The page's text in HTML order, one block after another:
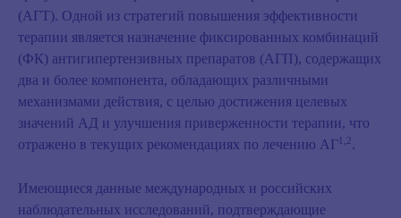
(АГТ). Одной из стратегий повышения эффективности
терапии является назначение фиксированных комбинаций
(ФК) антигипертензивных препаратов (АГП), содержащих
два и более компонента, обладающих различными
механизмами действия, с целью достижения целевых
значений АД и улучшения приверженности терапии, что
отражено в текущих рекомендациях по лечению АГ1,2.
Имеющиеся данные международных и российских
наблюдательных исследований, подтверждающие